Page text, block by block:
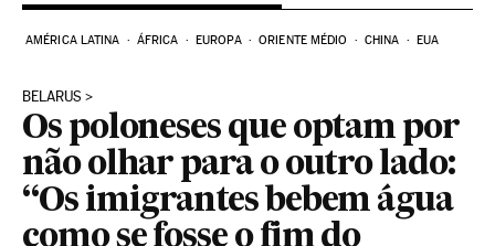
AMÉRICA LATINA ÁFRICA EUROPA ORIENTE MÉDIO CHINA EUA
BELARUS
Os poloneses que optam por
não olhar para o outro lado:
“Os imigrantes bebem água
como se fosse o fim do